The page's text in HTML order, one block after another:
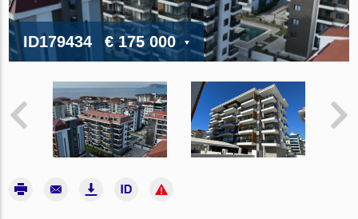
ID179434 € 175 000